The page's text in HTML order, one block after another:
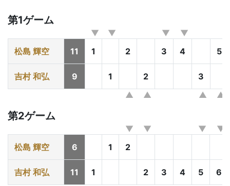
第1ゲーム
松島 輝空 11 1 2 3 4 5
吉村 和弘 9 1 2 3
第2ゲーム
松島 輝空 6 1 2
吉村 和弘 11 1 2 3 4 5 6